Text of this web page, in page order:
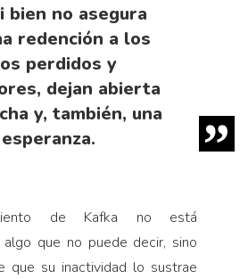
bien no asegura
redención a los
perdidos y
dejan abierta
y, también, una
esperanza.
de Kafka no está
algo que no puede decir, sino
que su inactividad lo sustrae